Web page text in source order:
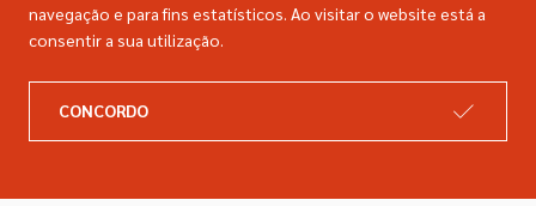
Catálogo
navegação e para fins estatísticos. Ao visitar o website está a
consentir a sua utilização.
CONCORDO